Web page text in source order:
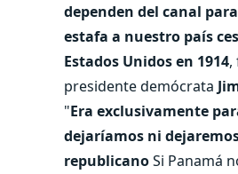
dependen del canal
estafa a nuestro país
Estados Unidos en 1914,
presidente demócrata
"Era exclusivamente
dejaríamos ni
republicanoSi Panamá